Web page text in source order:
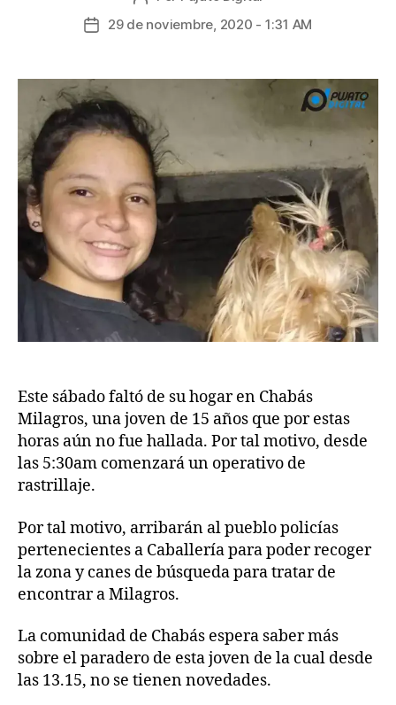
29 de noviembre, 2020 - 1:31 AM
Este sábado faltó de su hogar en Chabás
Milagros, una joven de 15 años que por estas
horas aún no fue hallada. Por tal motivo, desde
las 5:30am comenzará un operativo de
rastrillaje.
Por tal motivo, arribarán al pueblo policías
pertenecientes a Caballería para poder recoger
la zona y canes de búsqueda para tratar de
encontrar a Milagros.
La comunidad de Chabás espera saber más
sobre el paradero de esta joven de la cual desde
las 13.15, no se tienen novedades.